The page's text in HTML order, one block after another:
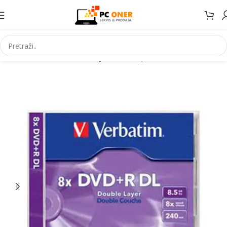
Početna Informatika Mediji DVD mediji